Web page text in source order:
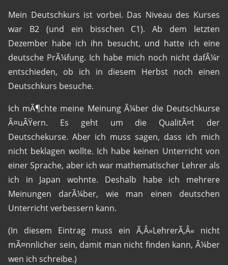
Mein Deutschkurs ist vorbei. Das Niveau des Kurses
war B2 (und ein bisschen C1). Ab dem letzten
Dezember habe ich ihn besucht, und hatte ich eine
deutsche PrÃ¼fung. Ich habe mich noch nicht dafÃ¼r
entschieden, ob ich in diesem Herbst noch einen
Deutschkurs besuche.
Ich mÃ¶chte meine Meinung Ã¼ber die Deutschkurse
Ã¤uÃŸern. Es geht um die QualitÃ¤t der
Deutschekurse. Aber ich muss sagen, dass ich mich
nicht beklagen wollte. Ich habe keinen Unterricht von
einer Sprache, aber ich war mathematischer Lehrer als
ich in Japan wohnte. Deshalb habe ich mehrere
Meinungen darÃ¼ber, wie man einen deutschen
Unterricht verbessern kann.
(In diesem Eintrag muss ein Ã‚Â»LehrerÃ‚Â« nicht
mÃ¤nnlicher sein, damit man nicht finden kann, Ã¼ber
wen ich schreibe.)